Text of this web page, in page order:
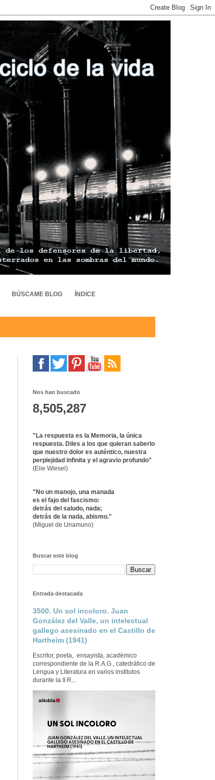
BÚSCAME BLOG ÍNDICE
Nos han buscado
8,505,287
"La respuesta es la Memoria, la única
respuesta. Diles a los que quieran saberlo
que nuestro dolor es auténtico, nuestra
perplejidad infinita y el agravio profundo"
(Elie Wiesel)
"No un manojo, una manada
es el fajo del fascismo:
detrás del saludo, nada;
detrás de la nada, abismo."
(Miguel de Unamuno)
Buscar este blog
Entrada destacada
3500. Un sol incoloro. Juan
González del Valle, un intelectual
gallego asesinado en el Castillo de
Hartheim (1941)
Escritor, poeta, ensayista, académico
correspondiente de la R.A.G., catedrático de
Lengua y Literatura en varios institutos
durante la II R...